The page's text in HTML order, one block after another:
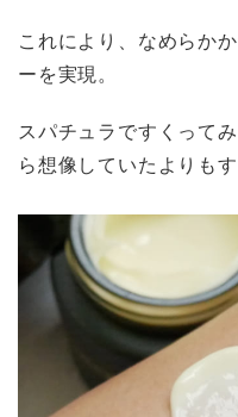
これにより、なめらか
ーを実現。
スパチュラですくって
ら想像していたよりも